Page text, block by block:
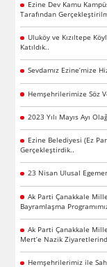
Ezine Dev Kamu
Tarafından
Uluköy ve Kızıltepe
Katıldık..
Sevdamız Ezine’mize
Hemşehrilerimize Söz
2023 Yılı Mayıs Ayı
Ezine Belediyesi (Ez
Gerçekleştirdik..
23 Nisan Ulusal
Ak Parti Çanakkale
Bayramlaşma
Ak Parti Çanakkale
Mert’e Nazik
Hemşehrilerimiz ile